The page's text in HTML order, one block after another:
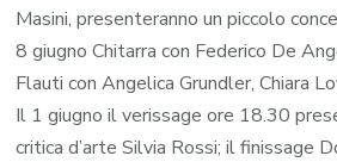
Masini, presenteranno un piccolo
8 giugno Chitarra con Federico De
Flauti con Angelica Grundler, Chiara
Il 1 giugno il verissage ore 18.30
critica d’arte Silvia Rossi; il finissage